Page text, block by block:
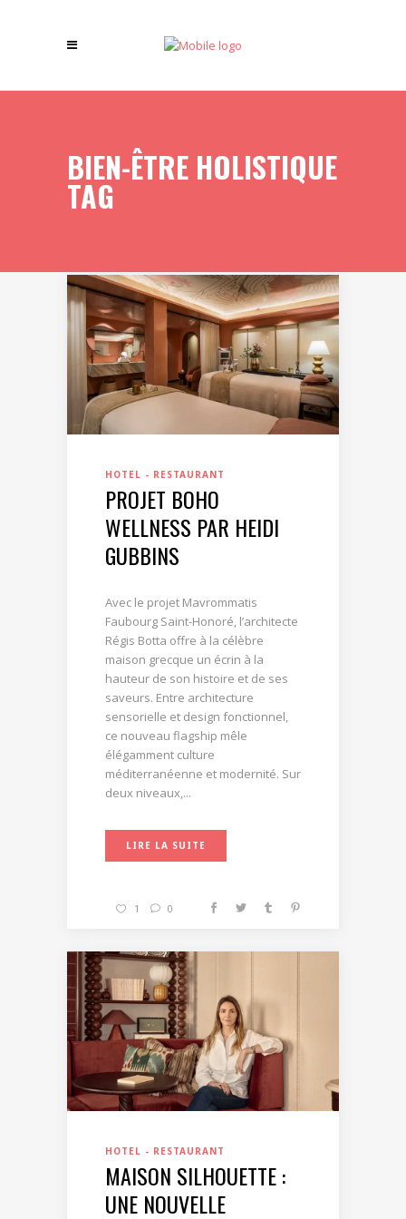
BIEN-ÊTRE HOLISTIQUE
TAG
HOTEL - RESTAURANT
PROJET BOHO
WELLNESS PAR HEIDI
GUBBINS
Avec le projet Mavrommatis
Faubourg Saint-Honoré, l’architecte
Régis Botta offre à la célèbre
maison grecque un écrin à la
hauteur de son histoire et de ses
saveurs. Entre architecture
sensorielle et design fonctionnel,
ce nouveau flagship mêle
élégamment culture
méditerranéenne et modernité. Sur
deux niveaux,...
LIRE LA SUITE
1 0
HOTEL - RESTAURANT
MAISON SILHOUETTE :
UNE NOUVELLE